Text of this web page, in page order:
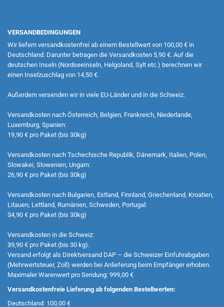
VERSANDBEDINGUNGEN
Wir liefern versandkostenfrei ab einem Bestellwert von 100,00 € in
Deutschland. Darunter betragen die Versandkosten 5,90 €. Auf die
deutschen Inseln (Nordseeinseln, Helgoland, Sylt etc.) berechnen wir
einen Inselzuschlag von 14,50 €.
Außerdem versenden wir in viele EU-Länder und in die Schweiz.
Versandkosten nach Österreich, Belgien, Frankreich, Niederlande,
Luxemburg, Spanien:
19,90 € pro Paket (bis 30kg)
Versandkosten nach Tschechische Republik, Dänemark, Italien, Polen,
Slowakei, Slowenien, Ungarn:
26,90 € pro Paket (bis 30kg)
Versandkosten nach Bulgarien, Estland, Finnland, Griechenland, Kroatien,
Litauen, Lettland, Rumänien, Schweden, Portugal:
34,90 € pro Paket (bis 30kg)
Versandkosten in die Schweiz:
39,90 € pro Paket (bis 30 kg).
Versand erfolgt als Direktversand DAP – die Schweizer Einfuhrabgaben
(Mehrwertsteuer, Zoll) werden bei Anlieferung beim Empfänger erhoben.
Maximaler Warenwert pro Sendung: 999,00 €
Versandkostenfreie Lieferung ab folgenden Bestellwerten:
Deutschland: 100,00 €